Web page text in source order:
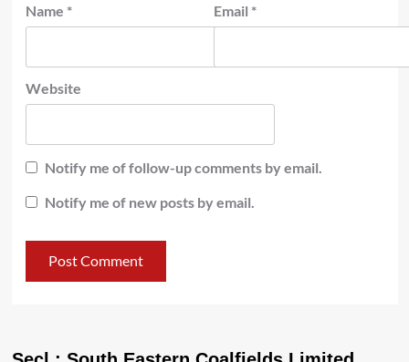
Name * Email *
Website
Notify me of follow-up comments by email.
Notify me of new posts by email.